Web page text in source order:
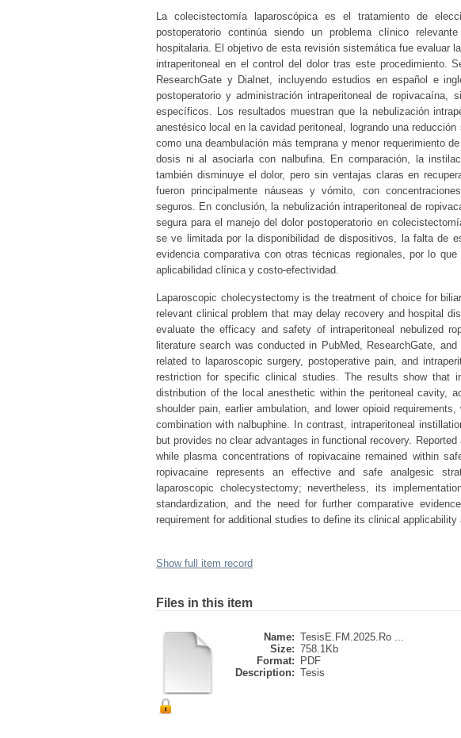
La colecistectomía laparoscópica es el tratamiento de
postoperatorio continúa siendo un problema clínico
hospitalaria. El objetivo de esta revisión sistemática fue evaluar
intraperitoneal en el control del dolor tras este procedimiento.
ResearchGate y Dialnet, incluyendo estudios en español e
postoperatorio y administración intraperitoneal de ropivacaína,
específicos. Los resultados muestran que la nebulización
anestésico local en la cavidad peritoneal, logrando una
como una deambulación más temprana y menor requerimiento
dosis ni al asociarla con nalbufina. En comparación, la
también disminuye el dolor, pero sin ventajas claras en
fueron principalmente náuseas y vómito, con
seguros. En conclusión, la nebulización intraperitoneal de
segura para el manejo del dolor postoperatorio en
se ve limitada por la disponibilidad de dispositivos, la falta de
evidencia comparativa con otras técnicas regionales, por lo
aplicabilidad clínica y costo-efectividad.
Laparoscopic cholecystectomy is the treatment of choice for
relevant clinical problem that may delay recovery and hospital
evaluate the efficacy and safety of intraperitoneal nebulized
literature search was conducted in PubMed, ResearchGate,
related to laparoscopic surgery, postoperative pain, and
restriction for specific clinical studies. The results show that
distribution of the local anesthetic within the peritoneal cavity,
shoulder pain, earlier ambulation, and lower opioid
combination with nalbuphine. In contrast, intraperitoneal
but provides no clear advantages in functional recovery.
while plasma concentrations of ropivacaine remained within
ropivacaine represents an effective and safe analgesic
laparoscopic cholecystectomy; nevertheless, its
standardization, and the need for further comparative
requirement for additional studies to define its clinical
Show full item record
Files in this item
Name: TesisE.FM.2025.Ro ...
Size: 758.1Kb
Format:
PDF
Description: Tesis